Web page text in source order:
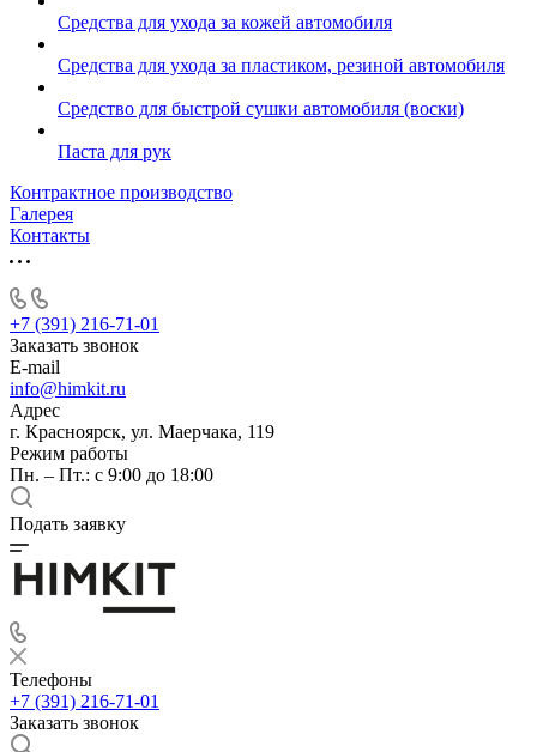
Средства для ухода за кожей автомобиля
Средства для ухода за пластиком, резиной автомобиля
Средство для быстрой сушки автомобиля (воски)
Паста для рук
Контрактное производство
Галерея
Контакты
+7 (391) 216-71-01
Заказать звонок
E-mail
info@himkit.ru
Адрес
г. Красноярск, ул. Маерчака, 119
Режим работы
Пн. – Пт.: с 9:00 до 18:00
Подать заявку
Телефоны
+7 (391) 216-71-01
Заказать звонок